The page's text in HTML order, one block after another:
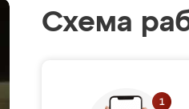
Схема